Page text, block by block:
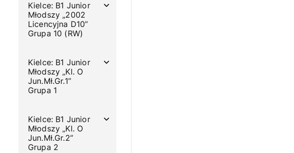
Kielce: B1 Junior
Młodszy „2002
Licencyjna D10”
Grupa 10 (RW)
Kielce: B1 Junior
Młodszy „Kl. O
Jun.Mł.Gr.1”
Grupa 1
Kielce: B1 Junior
Młodszy „Kl. O
Jun.Mł.Gr.2”
Grupa 2